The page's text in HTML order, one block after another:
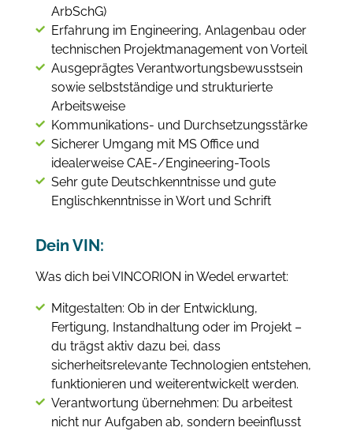
ArbSchG)
Erfahrung im Engineering, Anlagenbau oder
technischen Projektmanagement von Vorteil
Ausgeprägtes Verantwortungsbewusstsein
sowie selbstständige und strukturierte
Arbeitsweise
Kommunikations- und Durchsetzungsstärke
Sicherer Umgang mit MS Office und
idealerweise CAE-/Engineering-Tools
Sehr gute Deutschkenntnisse und gute
Englischkenntnisse in Wort und Schrift
Dein VIN:
Was dich bei VINCORION in Wedel erwartet:
Mitgestalten: Ob in der Entwicklung,
Fertigung, Instandhaltung oder im Projekt –
du trägst aktiv dazu bei, dass
sicherheitsrelevante Technologien entstehen,
funktionieren und weiterentwickelt werden.
Verantwortung übernehmen: Du arbeitest
nicht nur Aufgaben ab, sondern beeinflusst